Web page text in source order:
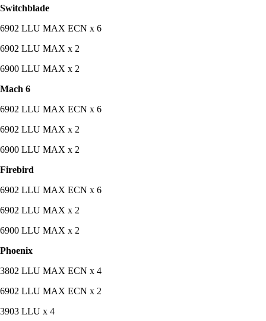
Switchblade
6902 LLU MAX ECN x 6
6902 LLU MAX x 2
6900 LLU MAX x 2
Mach 6
6902 LLU MAX ECN x 6
6902 LLU MAX x 2
6900 LLU MAX x 2
Firebird
6902 LLU MAX ECN x 6
6902 LLU MAX x 2
6900 LLU MAX x 2
Phoenix
3802 LLU MAX ECN x 4
6902 LLU MAX ECN x 2
3903 LLU x 4